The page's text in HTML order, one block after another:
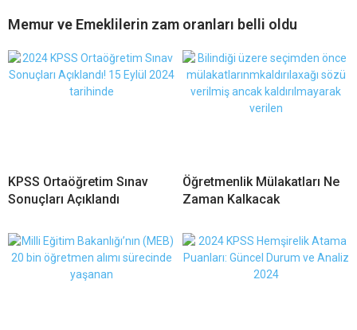
Memur ve Emeklilerin zam oranları belli oldu
KPSS Ortaöğretim Sınav
Sonuçları Açıklandı
Öğretmenlik Mülakatları Ne
Zaman Kalkacak